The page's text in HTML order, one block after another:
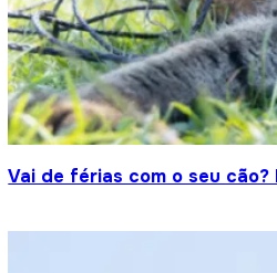
Vai de férias com o seu